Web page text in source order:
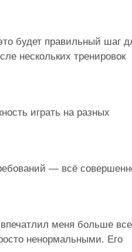
будет правильный шаг
нескольких тренировок
играть на разных
— всё
меня больше
ненормальными. Его